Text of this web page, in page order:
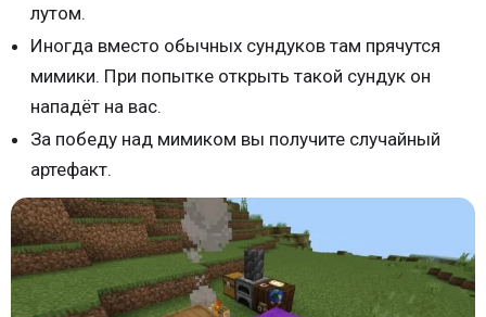
лутом.
Иногда вместо обычных сундуков там прячутся
мимики. При попытке открыть такой сундук он
нападёт на вас.
За победу над мимиком вы получите случайный
артефакт.